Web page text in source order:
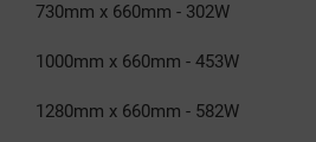
730mm x 660mm - 302W
1000mm x 660mm - 453W
1280mm x 660mm - 582W